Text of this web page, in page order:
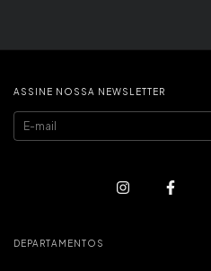
ASSINE NOSSA NEWSLETTER
DEPARTAMENTOS